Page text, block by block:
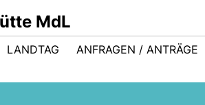
MdL
LANDTAG ANFRAGEN / ANTRÄGE